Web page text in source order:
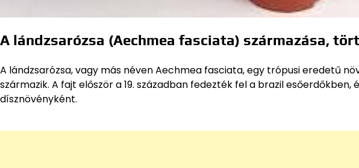
A lándzsarózsa (Aechmea fasciata) származása,
A lándzsarózsa, vagy más néven Aechmea fasciata, egy trópusi eredetű
származik. A fajt először a 19. században fedezték fel a brazil
dísznövényként.